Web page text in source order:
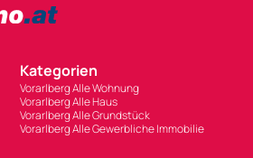
Kategorien
Vorarlberg Alle Wohnung
Vorarlberg Alle Haus
Vorarlberg Alle Grundstück
Vorarlberg Alle Gewerbliche Immobilie